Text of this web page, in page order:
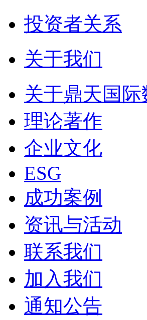
投资者关系
关于我们
关于鼎天国际
理论著作
企业文化
ESG
成功案例
资讯与活动
联系我们
加入我们
通知公告